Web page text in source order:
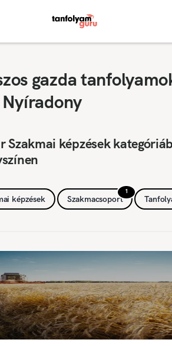
gazda
Nyíradony
Szakmai képzések
képzések
1
Szakmacsoport